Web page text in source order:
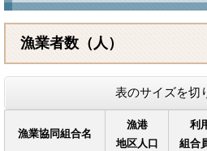
漁業者数（人）
表のサイズを切
漁業協同組合名
漁港
地区人口
利
組合